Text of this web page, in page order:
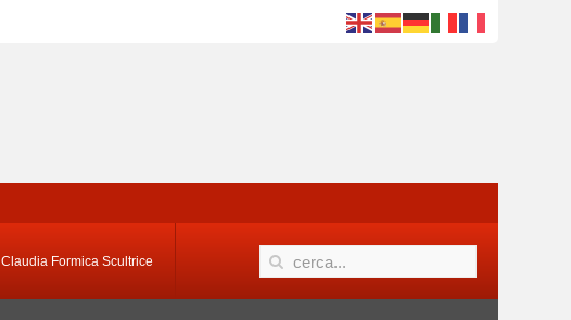
Claudia Formica Scultrice